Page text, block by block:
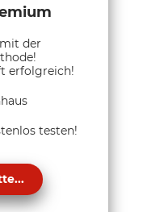
der
erfolgreich!
testen!